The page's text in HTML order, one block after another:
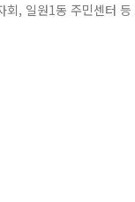
, 일원1동 주민센터
개정 도로교통법 리플
서 감사하다"며 "앞으